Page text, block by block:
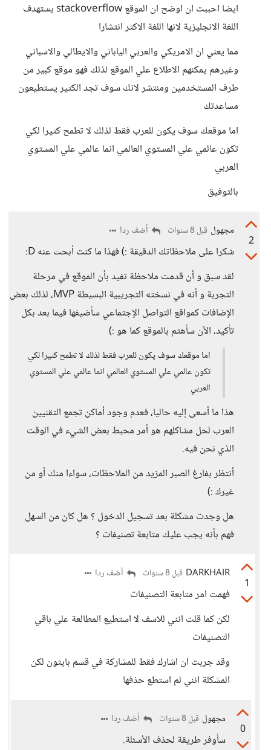
ايضا احببت ان اوضح ان الموقع stackoverflow يستهدف
اللغة الانجليزية لانها اللغة الاكثر انتشارا
مما يعني ان الامريكي والعربي الياباني والايطالي والاسباني
وغيرهم يمكنهم الاطلاع علي الموقع لذلك فهو موقع كبير من
طرف المستخدمين ومنتشر لانك سوف تجد الكثير يستطيعون
مساعدتك
اما موقعك سوف يكون للعرب فقط لذلك لا تطمح كثيرا لكي
تكون عالمي علي المستوي العالمي انما عالمي علي المستوي
العربي
بالتوفيق
2
مجهول قبل 8 سنوات أضف ردا
شكرا على ملاحظاتك الدقيقة :) فهذا ما كنت أبحث عنه D:
لقد سبق و أن قدمت ملاحظة تفيد بأن الموقع في مرحلة
التجربة و أنه في نسخته التجريبية البسيطة MVP، لذلك بعض
الإضافات كمواقع التواصل الإجتماعي سأضيفها فيما بعد بكل
تأكيد، الآن سأهتم بالموقع كما هو :)
اما موقعك سوف يكون للعرب فقط لذلك لا تطمح كثيرا لكي
تكون عالمي علي المستوي العالمي انما عالمي علي المستوي
العربي
هذا ما أسعى إليه حاليا، فعدم وجود أماكن تجمع التقنيين
العرب لحل مشاكلهم هو أمر محبط بعض الشيء في الوقت
الذي نحن فيه.
أنتظر بفارغ الصبر المزيد من الملاحظات، سواءا منك أو من
غيرك :)
هل وجدت مشكلة بعد تسجيل الدخول ؟ هل كان من السهل
فهم بأنه يجب عليك متابعة تصنيفات ؟
1
DARKHAIR قبل 8 سنوات أضف ردا
فهمت امر متابعة التصنيفات
لكن كما قلت انني للاسف لا استطيع المطالعة علي باقي
التصنيفات
وقد جربت ان اشارك فقط للمشاركة في قسم بايثون لكن
المشكلة انني لم استطع حذفها
0
مجهول قبل 8 سنوات أضف ردا
سأوفر طريقة لحذف الأسئلة.